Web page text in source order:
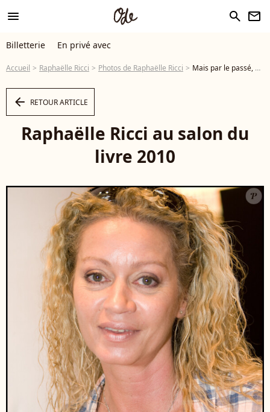
menu search newsletter
Billetterie En privé avec
Accueil Raphaëlle Ricci Photos de Raphaëlle Ricci Mais par le passé, elle avait tenté sa chance en tant que candidate Raphaëlle Ricci au salon du livre 2010 - Photo
arrow_left RETOUR ARTICLE
Raphaëlle Ricci au salon du
livre 2010